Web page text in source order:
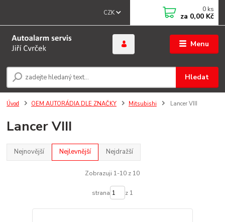
Menu
CZK
Hledat
0 ks
za 0,00 Kč
Úvod OEM AUTORÁDIA DLE ZNAČKY Mitsubishi Lancer VIII
Lancer VIII
Nejnovější Nejlevnější Nejdražší
Zobrazuji 1-10 z 10
strana z 1